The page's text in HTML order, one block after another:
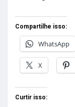
Compartilhe isso:
WhatsApp
X
Curtir isso: